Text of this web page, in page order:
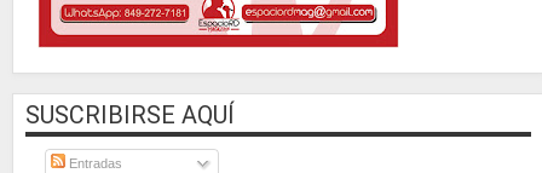
SUSCRIBIRSE AQUÍ
Entradas